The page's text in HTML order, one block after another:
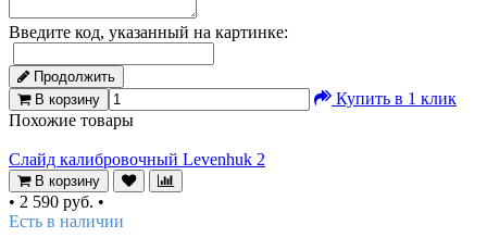
Введите код, указанный на картинке:
Продолжить
В корзину
Купить в 1 клик
Похожие товары
Слайд калибровочный Levenhuk 2
В корзину
• 2 590 руб. •
Есть в наличии